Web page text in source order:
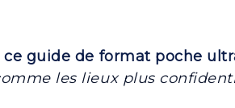
guide de format poche
les lieux plus